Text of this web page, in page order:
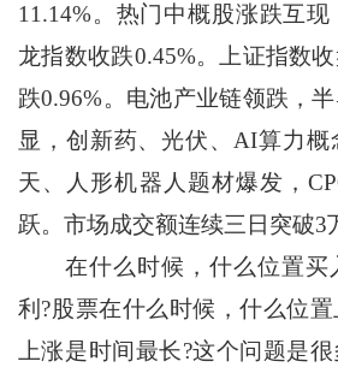
11.14%。热门中概股涨跌互
龙指数收跌0.45%。上证指数
跌0.96%。电池产业链领跌，
显，创新药、光伏、AI算力概
天、人形机器人题材爆发，
跃。市场成交额连续三日突破3
在什么时候，什么位置买
利?股票在什么时候，什么位置
上涨是时间最长?这个问题是